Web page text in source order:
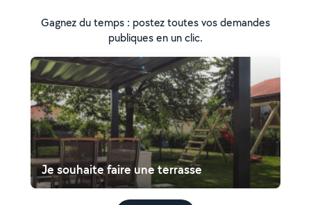
Gagnez du temps : postez toutes vos demandes
publiques en un clic.
Je souhaite faire une terrasse